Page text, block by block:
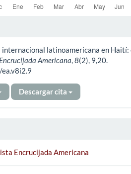
latinoamericana en Haití:
Encrucijada Americana 8(2), 9,20.
Descargar cita
Encrucijada Americana